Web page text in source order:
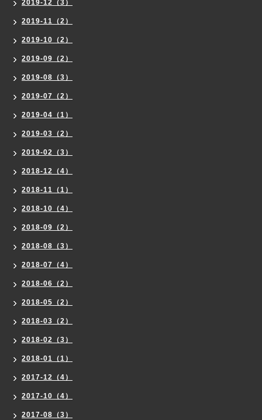
2019-12（3）
2019-11（2）
2019-10（2）
2019-09（2）
2019-08（3）
2019-07（2）
2019-04（1）
2019-03（2）
2019-02（3）
2018-12（4）
2018-11（1）
2018-10（4）
2018-09（2）
2018-08（3）
2018-07（4）
2018-06（2）
2018-05（2）
2018-03（2）
2018-02（3）
2018-01（1）
2017-12（4）
2017-10（4）
2017-08（3）